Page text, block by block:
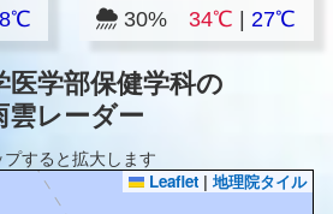
30% 34℃ |27℃
医学部保健学科の
雲レーダー
プすると拡大します
Leaflet | 地理院タイル